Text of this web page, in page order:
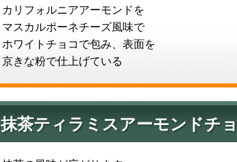
カリフォルニアアーモンドを
マスカルポーネチーズ風味で
ホワイトチョコで包み、表面を
京きな粉で仕上げている
抹茶ティラミスアーモンドチ